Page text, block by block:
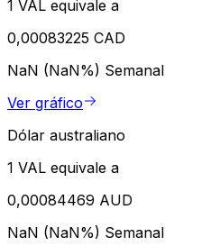
1 VAL equivale a
0,00083225 CAD
NaN (NaN%) Semanal
Ver gráfico
Dólar australiano
1 VAL equivale a
0,00084469 AUD
NaN (NaN%) Semanal